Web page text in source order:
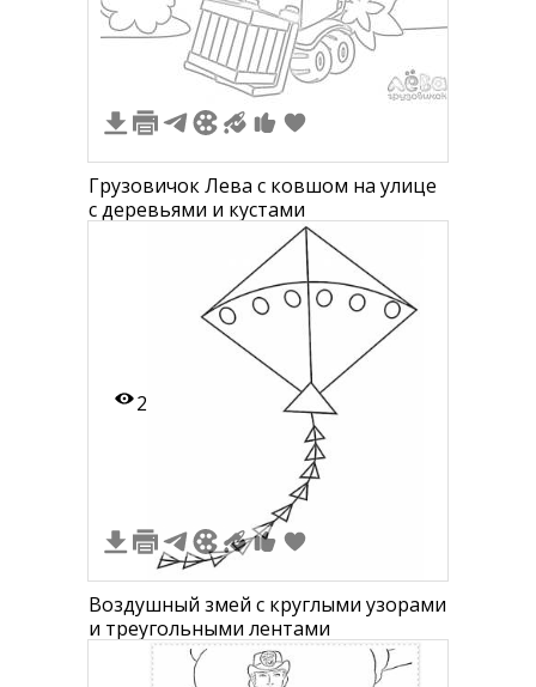
Грузовичок Лева с ковшом на улице
с деревьями и кустами
2
Воздушный змей с круглыми узорами
и треугольными лентами